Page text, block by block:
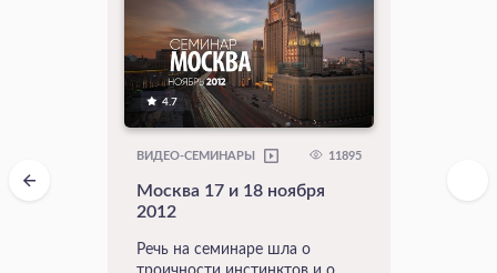
4.7
ВИДЕО-СЕМИНАРЫ 11895
Москва 17 и 18 ноября
2012
Речь на семинаре шла о